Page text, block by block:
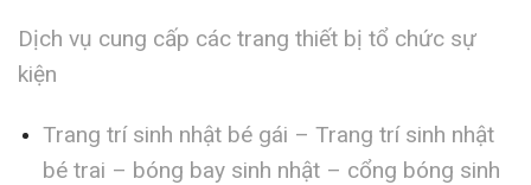
Dịch vụ cung cấp các trang thiết bị tổ chức sự
kiện
Trang trí sinh nhật bé gái – Trang trí sinh nhật
bé trai – bóng bay sinh nhật – cổng bóng sinh